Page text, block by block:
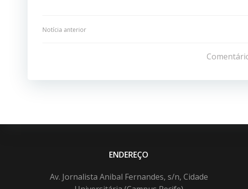
Navegação
Post
Notícia anterior
ENDEREÇO
Av. Jornalista Anibal Fernandes, s/n, Cidade